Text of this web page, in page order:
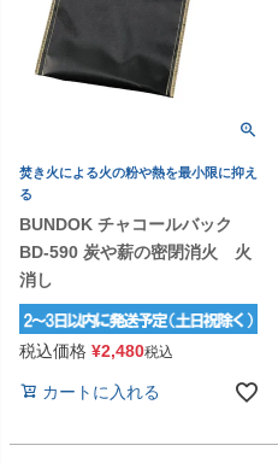
焚き火による火の粉や熱を最小限に抑え
る
BUNDOK チャコールバック
BD-590 炭や薪の密閉消火 火
消し
税込価格 ¥2,480税込
カートに入れる